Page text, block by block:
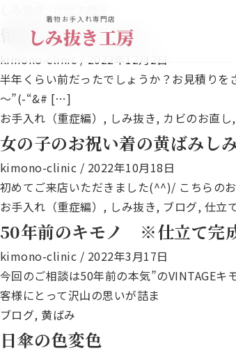
着物お手入れ専門店
しみ抜き工房
留袖のお仕立て直し
kimono-clinic / 2022年12月2日
半年くらい前だったでしょうか？お見積り
～”(-“&# […]
お手入れ（重症編） , しみ抜き, カビのお直し,
女の子のお祝い着の黄ばみし
kimono-clinic / 2022年10月18日
初めてご来店いただきました(^^)/ こちら
お手入れ（重症編） , しみ抜き, ブログ, 仕立
50年前のキモノ ※仕立て完
kimono-clinic / 2022年3月17日
今回のご相談は50年前の本気”のVINTAGE
客様にとって沢山の思いが詰ま
ブログ, 黄ばみ
日傘の色変色